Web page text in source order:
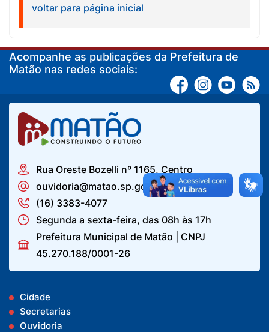
voltar para página inicial
Acompanhe as publicações da Prefeitura de
Matão nas redes sociais:
Rua Oreste Bozelli nº 1165, Centro
ouvidoria@matao.sp.gov.br
(16) 3383-4077
Segunda a sexta-feira, das 08h às 17h
Prefeitura Municipal de Matão | CNPJ
45.270.188/0001-26
Cidade
Secretarias
Ouvidoria